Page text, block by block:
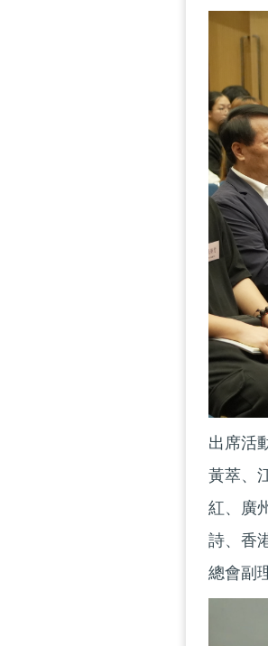
出席活
黃萃、
紅、廣
詩、香
總會副